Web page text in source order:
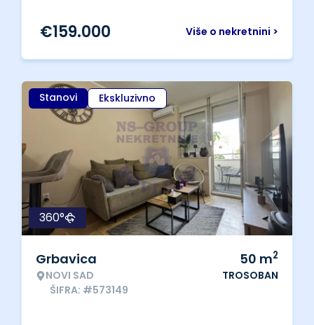
Više o nekretnini >
€159.000
Stanovi Ekskluzivno
360°
Grbavica
NOVI SAD
ŠIFRA: #573149
50 m2
TROSOBAN